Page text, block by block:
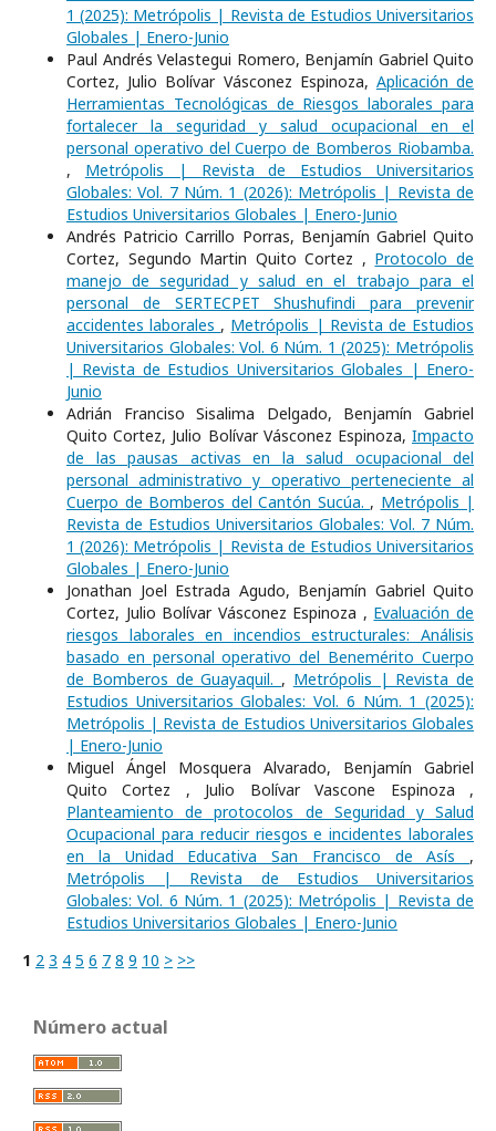
1 (2025): Metrópolis | Revista de Estudios Universitarios
Globales | Enero-Junio
Paul Andrés Velastegui Romero, Benjamín Gabriel Quito
Cortez, Julio Bolívar Vásconez Espinoza, Aplicación de
Herramientas Tecnológicas de Riesgos laborales para
fortalecer la seguridad y salud ocupacional en el
personal operativo del Cuerpo de Bomberos Riobamba.
, Metrópolis | Revista de Estudios Universitarios
Globales: Vol. 7 Núm. 1 (2026): Metrópolis | Revista de
Estudios Universitarios Globales | Enero-Junio
Andrés Patricio Carrillo Porras, Benjamín Gabriel Quito
Cortez, Segundo Martin Quito Cortez , Protocolo de
manejo de seguridad y salud en el trabajo para el
personal de SERTECPET Shushufindi para prevenir
accidentes laborales , Metrópolis | Revista de Estudios
Universitarios Globales: Vol. 6 Núm. 1 (2025): Metrópolis
| Revista de Estudios Universitarios Globales | Enero-
Junio
Adrián Franciso Sisalima Delgado, Benjamín Gabriel
Quito Cortez, Julio Bolívar Vásconez Espinoza, Impacto
de las pausas activas en la salud ocupacional del
personal administrativo y operativo perteneciente al
Cuerpo de Bomberos del Cantón Sucúa. , Metrópolis |
Revista de Estudios Universitarios Globales: Vol. 7 Núm.
1 (2026): Metrópolis | Revista de Estudios Universitarios
Globales | Enero-Junio
Jonathan Joel Estrada Agudo, Benjamín Gabriel Quito
Cortez, Julio Bolívar Vásconez Espinoza , Evaluación de
riesgos laborales en incendios estructurales: Análisis
basado en personal operativo del Benemérito Cuerpo
de Bomberos de Guayaquil. , Metrópolis | Revista de
Estudios Universitarios Globales: Vol. 6 Núm. 1 (2025):
Metrópolis | Revista de Estudios Universitarios Globales
| Enero-Junio
Miguel Ángel Mosquera Alvarado, Benjamín Gabriel
Quito Cortez , Julio Bolívar Vascone Espinoza ,
Planteamiento de protocolos de Seguridad y Salud
Ocupacional para reducir riesgos e incidentes laborales
en la Unidad Educativa San Francisco de Asís ,
Metrópolis | Revista de Estudios Universitarios
Globales: Vol. 6 Núm. 1 (2025): Metrópolis | Revista de
Estudios Universitarios Globales | Enero-Junio
1 2 3 4 5 6 7 8 9 10 > >>
Número actual